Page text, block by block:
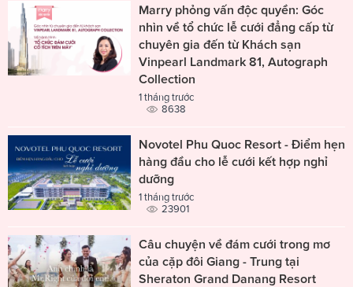
Marry phỏng vấn độc quyền: Góc
nhìn về tổ chức lễ cưới đẳng cấp từ
chuyên gia đến từ Khách sạn
Vinpearl Landmark 81, Autograph
Collection
1 tháng trước
8638
Novotel Phu Quoc Resort - Điểm hẹn
hàng đầu cho lễ cưới kết hợp nghỉ
dưỡng
1 tháng trước
23901
Câu chuyện về đám cưới trong mơ
của cặp đôi Giang - Trung tại
Sheraton Grand Danang Resort